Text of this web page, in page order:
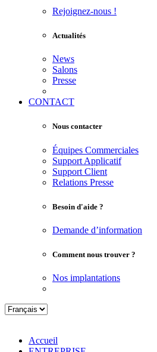
Rejoignez-nous !
Actualités
News
Salons
Presse
CONTACT
Nous contacter
Équipes Commerciales
Support Applicatif
Support Client
Relations Presse
Besoin d'aide ?
Demande d’information
Comment nous trouver ?
Nos implantations
Accueil